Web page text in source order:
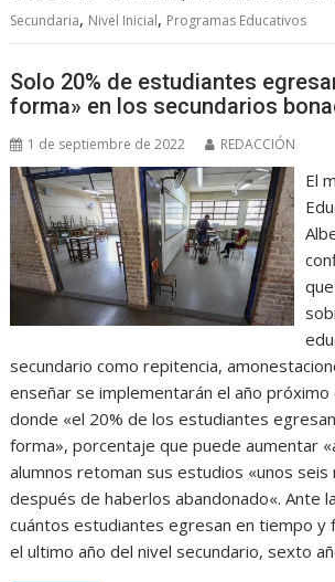
Secundaria, Nivel Inicial, Programas Educativos
Solo 20% de estudiantes
forma» en los secundarios
1 de septiembre de 2022 REDACCIÓN
El
secundario como repitencia,
enseñar se implementarán el año próximo
donde «el 20% de los estudiantes
forma», porcentaje que puede aumentar
alumnos retoman sus estudios «unos seis
después de haberlos abandonado«. Ante
cuántos estudiantes egresan en tiempo y
el ultimo año del nivel secundario, sexto